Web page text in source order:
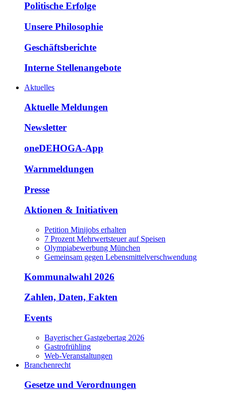
Politische Erfolge
Unsere Philosophie
Geschäftsberichte
Interne Stellenangebote
Aktuelles
Aktuelle Meldungen
Newsletter
oneDEHOGA-App
Warnmeldungen
Presse
Aktionen & Initiativen
Petition Minijobs erhalten
7 Prozent Mehrwertsteuer auf Speisen
Olympiabewerbung München
Gemeinsam gegen Lebensmittelverschwendung
Kommunalwahl 2026
Zahlen, Daten, Fakten
Events
Bayerischer Gastgebertag 2026
Gastrofrühling
Web-Veranstaltungen
Branchenrecht
Gesetze und Verordnungen